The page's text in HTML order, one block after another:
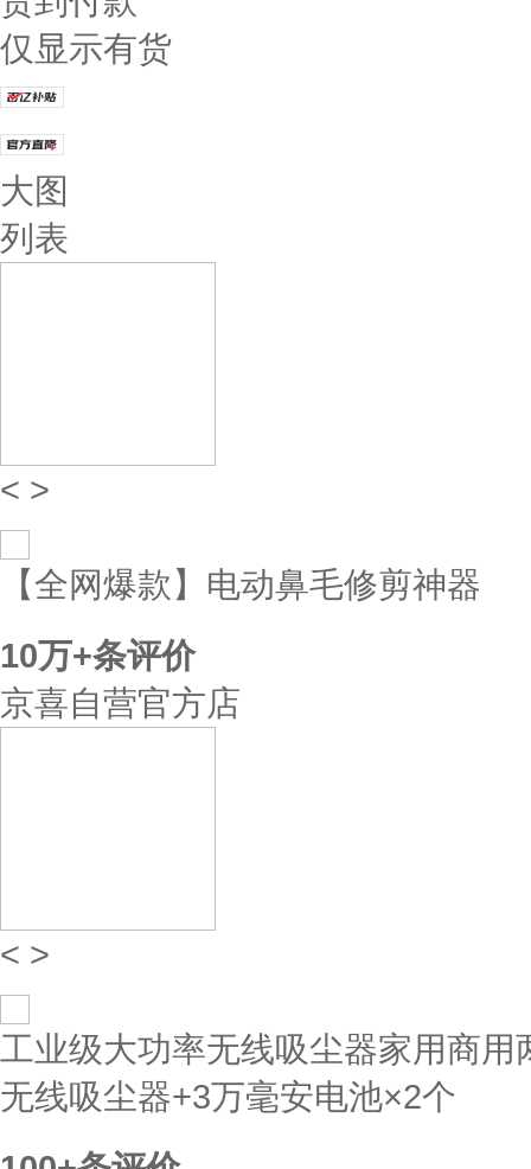
仅显示有货
大图
列表
< >
【全网爆款】电动鼻毛修剪神器
10万+条评价
京喜自营官方店
< >
工业级大功率无线吸尘器家用商
无线吸尘器+3万毫安电池×2个